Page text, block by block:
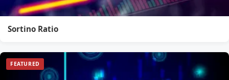
Sortino Ratio
FEATURED